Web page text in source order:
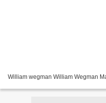
William wegman William Wegman